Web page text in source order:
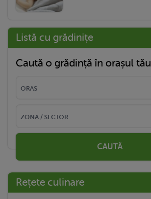
Listă cu grădinițe
Caută o grădință în orașul tău
CAUTĂ
Rețete culinare